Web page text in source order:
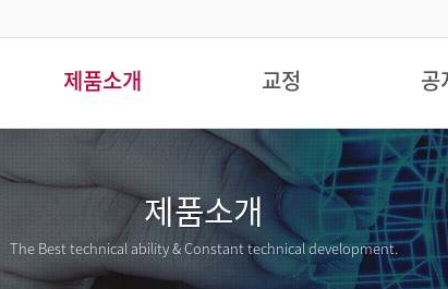
제품소개 교정 공
제품소개
The Best technical ability &Constant technical development.